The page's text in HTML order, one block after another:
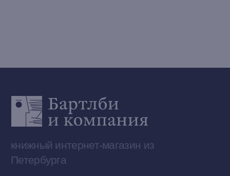
Договор оферты
Политика конфиденциальности
© 2026 Все права защищены